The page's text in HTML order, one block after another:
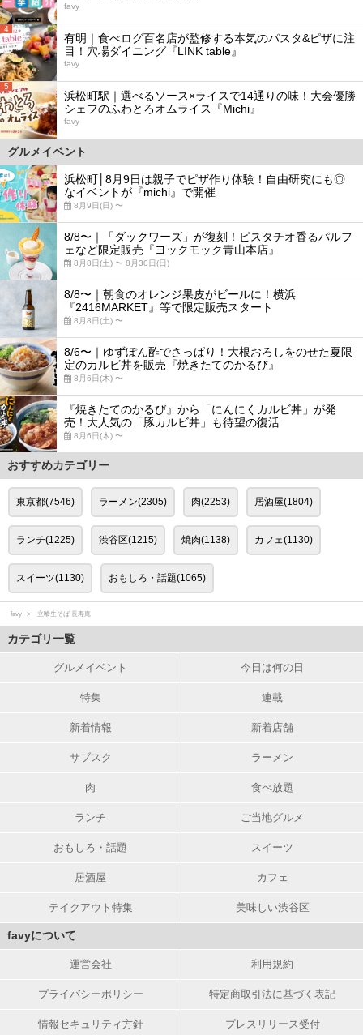
favy
4
有明｜食べログ百名店が監修する本気のパスタ&ピザに注
目！穴場ダイニング『LINK table』
favy
5
浜松町駅｜選べるソース×ライスで14通りの味！大会優勝
シェフのふわとろオムライス『Michi』
favy
グルメイベント
浜松町│8月9日は親子でピザ作り体験！自由研究にも◎
なイベントが『michi』で開催
8月9日(日) 〜
8/8〜｜「ダックワーズ」が復刻！ピスタチオ香るパルフ
ェなど限定販売『ヨックモック青山本店』
8月8日(土) 〜 8月30日(日)
8/8〜｜朝食のオレンジ果皮がビールに！横浜
『2416MARKET』等で限定販売スタート
8月8日(土) 〜
8/6〜｜ゆずぽん酢でさっぱり！大根おろしをのせた夏限
定のカルビ丼を販売『焼きたてのかるび』
8月6日(木) 〜
『焼きたてのかるび』から「にんにくカルビ丼」が発
売！大人気の「豚カルビ丼」も待望の復活
8月6日(木) 〜
おすすめカテゴリー
東京都(7546) ラーメン(2305) 肉(2253) 居酒屋(1804)
ランチ(1225) 渋谷区(1215) 焼肉(1138) カフェ(1130)
スイーツ(1130) おもしろ・話題(1065)
favy 立喰生そば 長寿庵
カテゴリ一覧
グルメイベント 今日は何の日
特集 連載
新着情報 新着店舗
サブスク ラーメン
肉 食べ放題
ランチ ご当地グルメ
おもしろ・話題 スイーツ
居酒屋 カフェ
テイクアウト特集 美味しい渋谷区
favyについて
運営会社 利用規約
プライバシーポリシー 特定商取引法に基づく表記
情報セキュリティ方針 プレスリリース受付